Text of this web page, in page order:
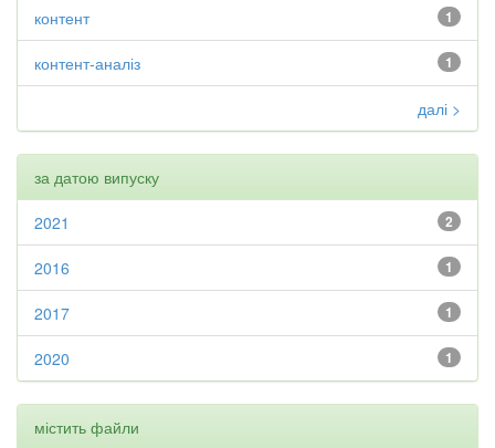
1
контент
1
контент-аналіз
далі >
за датою випуску
2
2021
1
2016
1
2017
1
2020
містить файли